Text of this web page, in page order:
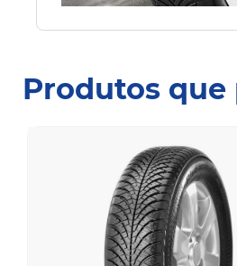
Produtos que